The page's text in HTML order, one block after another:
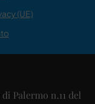
(UE)
Palermo n.11 del